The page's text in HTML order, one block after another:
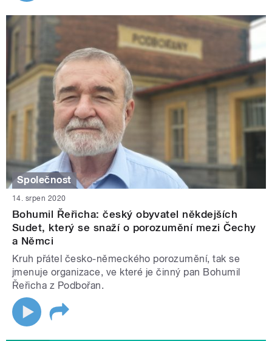
Společnost
14. srpen 2020
Bohumil Řeřicha: český obyvatel někdejších
Sudet, který se snaží o porozumění mezi Čechy
a Němci
Kruh přátel česko-německého porozumění, tak se
jmenuje organizace, ve které je činný pan Bohumil
Řeřicha z Podbořan.